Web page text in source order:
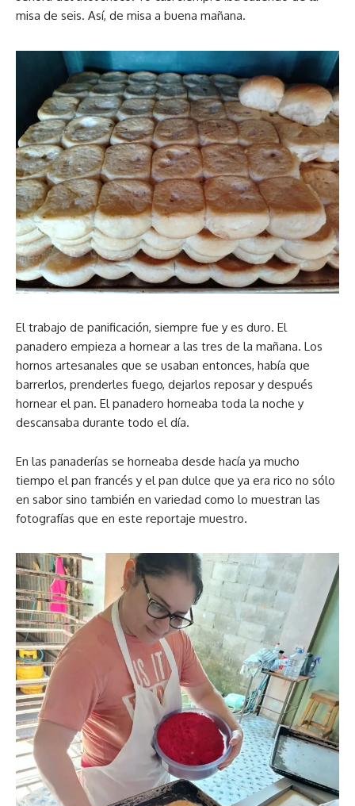
misa de seis. Así, de misa a buena mañana.
El trabajo de panificación, siempre fue y es duro. El
panadero empieza a hornear a las tres de la mañana. Los
hornos artesanales que se usaban entonces, había que
barrerlos, prenderles fuego, dejarlos reposar y después
hornear el pan. El panadero horneaba toda la noche y
descansaba durante todo el día.
En las panaderías se horneaba desde hacía ya mucho
tiempo el pan francés y el pan dulce que ya era rico no sólo
en sabor sino también en variedad como lo muestran las
fotografías que en este reportaje muestro.